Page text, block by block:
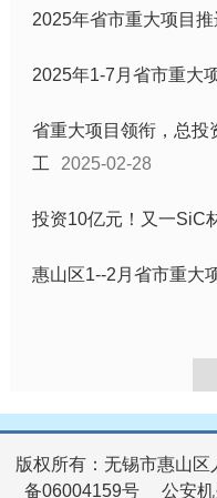
2025年省市重大项目
2025年1-7月省市重大
省重大项目领衔，总投
工
2025-02-28
投资10亿元！又一SiC
惠山区1--2月省市重大
版权所有：无锡市惠山区
备06004159号
公安